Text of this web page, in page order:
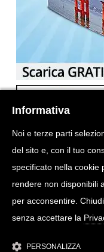
Informativa
Noi e terze parti
del sito e, con il tuo
specificato nella cookie
rendere non disponibili
per acconsentire.
senza accettare la
PERSONALIZZA